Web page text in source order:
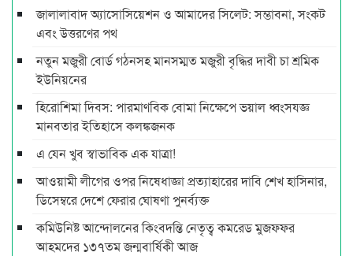
জালালাবাদ অ্যাসোসিয়েশন ও আমাদের সিলেট: সম্ভাবনা, সংকট
এবং উত্তরণের পথ
নতুন মজুরী বোর্ড গঠনসহ মানসম্মত মজুরী বৃদ্ধির দাবী চা শ্রমিক
ইউনিয়নের
হিরোশিমা দিবস: পারমাণবিক বোমা নিক্ষেপে ভয়াল ধ্বংসযজ্ঞ
মানবতার ইতিহাসে কলঙ্কজনক
এ যেন খুব স্বাভাবিক এক যাত্রা!
আওয়ামী লীগের ওপর নিষেধাজ্ঞা প্রত্যাহারের দাবি শেখ হাসিনার,
ডিসেম্বরে দেশে ফেরার ঘোষণা পুনর্ব্যক্ত
কমিউনিষ্ট আন্দোলনের কিংবদন্তি নেতৃত্ব কমরেড মুজফ্ফর
আহমদের ১৩৭তম জন্মবার্ষিকী আজ